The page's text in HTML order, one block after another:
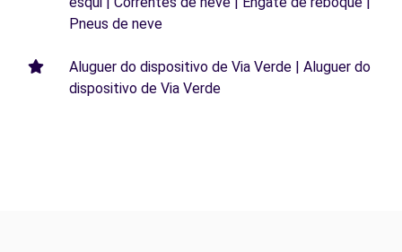
Pneus de neve
Aluguer do dispositivo de Via Verde | Aluguer do
dispositivo de Via Verde